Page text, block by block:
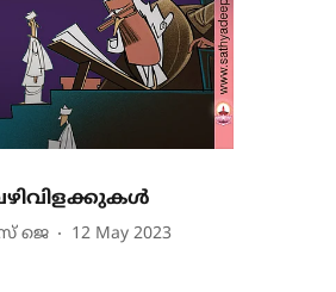
ജെ
12 May 2023